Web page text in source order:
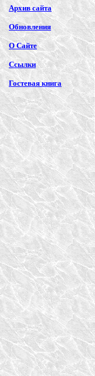
Архив сайта
Обновления
О Сайте
Ссылки
Гостевая книга